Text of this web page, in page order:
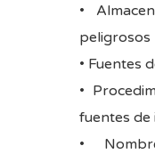
•
peligrosos
• Fuentes
•
fuentes de
•